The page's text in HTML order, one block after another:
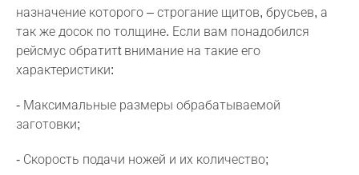
назначение которого – строгание щитов, брусьев, а
так же досок по толщине. Если вам понадобился
рейсмус обратитt внимание на такие его
характеристики:
- Максимальные размеры обрабатываемой
заготовки;
- Скорость подачи ножей и их количество;